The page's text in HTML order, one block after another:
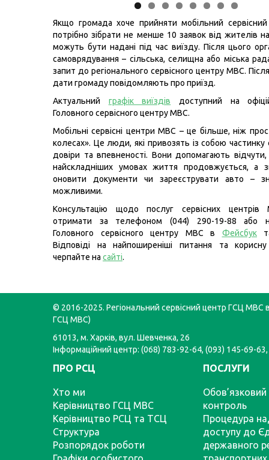
Якщо громада хоче прийняти мобільний
потрібно зібрати не менше 10 заявок від жителів
можуть бути надані під час виїзду. Після цього
самоврядування – сільська, селищна або міська
запит до регіонального сервісного центру МВС.
дати громаду повідомляють про приїзд.
Актуальний графік виїздів доступний на
Головного сервісного центру МВС.
Мобільні сервісні центри МВС – це більше, ніж
колесах». Це люди, які привозять із собою частинку
довіри та впевненості. Вони допомагають
найскладніших умовах життя продовжується, а
оновити документи чи зареєструвати авто –
можливими.
Консультацію щодо послуг сервісних
отримати за телефоном (044) 290-19-88 або
Головного сервісного центру МВС в Фейсбук
Відповіді на найпоширеніші питання та
черпайте на сайті.
© 2016-2025. Регіональний сервісний центр ГСЦ МВС в
ГСЦ МВС)
61013, м. Харків, вул. Шевченка, 26
Інформаційний центр: (068) 783-92-64, (093) 145-69-
ПРО РСЦ
Хто ми
Керівництво ГСЦ МВС
Керівництво РСЦ та ТСЦ
Структура
Розпорядок роботи
ПОСЛУГИ
Обов’язковий
контроль
Процедура
доступу до
державного